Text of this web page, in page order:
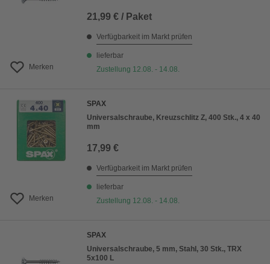
Merken
21,99 € / Paket
Verfügbarkeit im Markt prüfen
lieferbar
Zustellung 12.08. - 14.08.
Merken
SPAX
Universalschraube, Kreuzschlitz Z, 400 Stk., 4 x 40
mm
17,99 €
Verfügbarkeit im Markt prüfen
lieferbar
Zustellung 12.08. - 14.08.
SPAX
Universalschraube, 5 mm, Stahl, 30 Stk., TRX
5x100 L